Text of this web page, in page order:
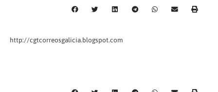
http://cgtcorreosgalicia.blogspot.com